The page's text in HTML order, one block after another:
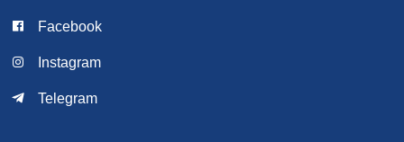
Facebook
Instagram
Telegram